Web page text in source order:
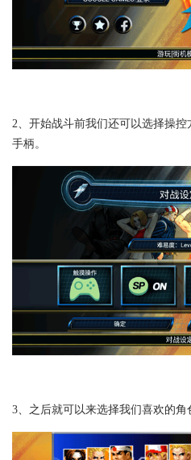
2、开始战斗前我们还可以选择操
手柄。
3、之后就可以来选择我们喜欢的角